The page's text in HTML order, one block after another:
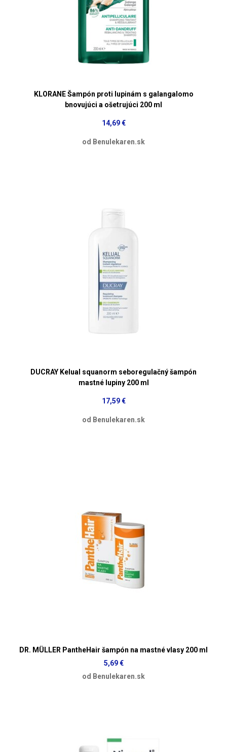
KLORANE Šampón proti lupinám s galangalomo
bnovujúci a ošetrujúci 200 ml
14,69 €
od Benulekaren.sk
DUCRAY Kelual squanorm seboregulačný šampón
mastné lupiny 200 ml
17,59 €
od Benulekaren.sk
DR. MÜLLER PantheHair šampón na mastné vlasy 200 ml
5,69 €
od Benulekaren.sk